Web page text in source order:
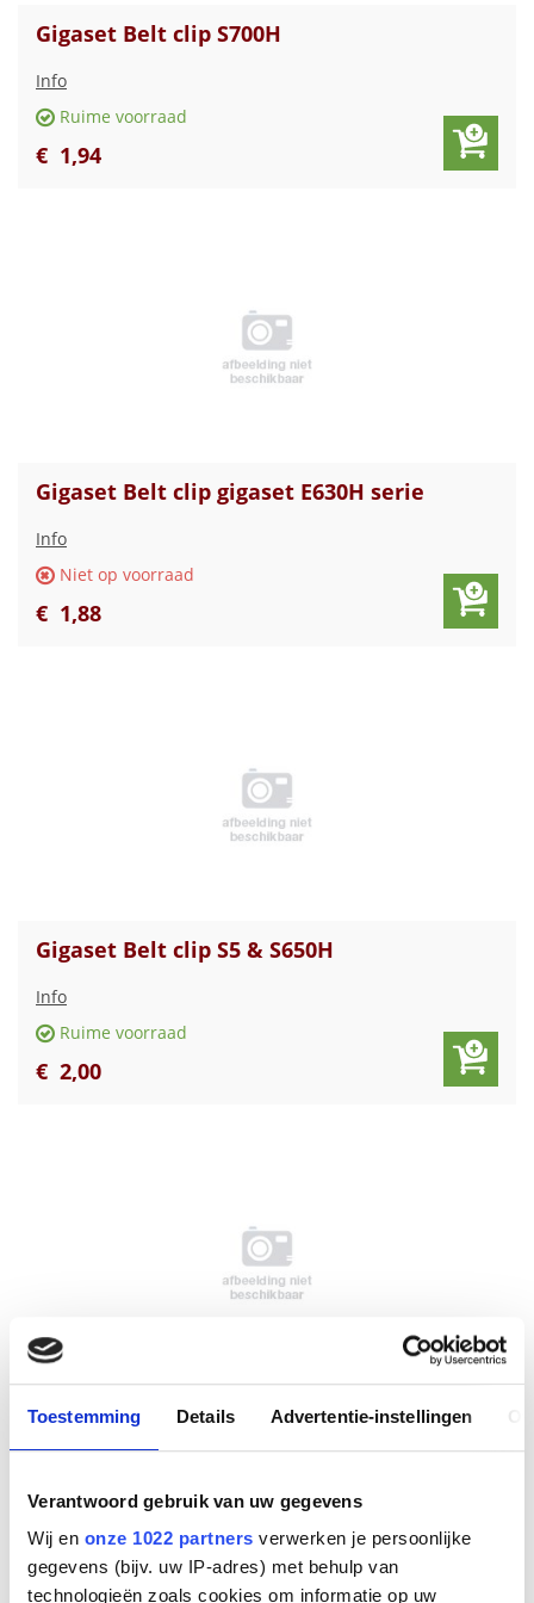
Toestemming Details Advertentie-instellingen
Verantwoord gebruik van uw gegevens
Wij en onze 1022 partners verwerken je persoonlijke
gegevens (bijv. uw IP-adres) met behulp van
technologieën zoals cookies om informatie op uw
Gigaset Belt clip S700H
Info
Ruime voorraad
€ 1,94
Gigaset Belt clip gigaset E630H serie
Info
Niet op voorraad
€ 1,88
Gigaset Belt clip S5 & S650H
Info
Ruime voorraad
€ 2,00
Gigaset PRO Stand Foot Maxwell3
Info
Niet op voorraad
€ 2,25